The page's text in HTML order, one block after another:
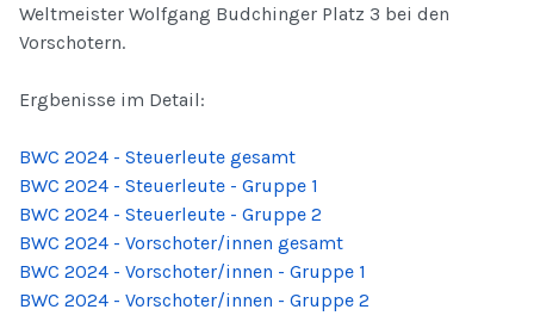
Weltmeister Wolfgang Budchinger Platz 3 bei den
Vorschotern.
Ergbenisse im Detail:
BWC 2024 - Steuerleute gesamt
BWC 2024 - Steuerleute - Gruppe 1
BWC 2024 - Steuerleute - Gruppe 2
BWC 2024 - Vorschoter/innen gesamt
BWC 2024 - Vorschoter/innen - Gruppe 1
BWC 2024 - Vorschoter/innen - Gruppe 2